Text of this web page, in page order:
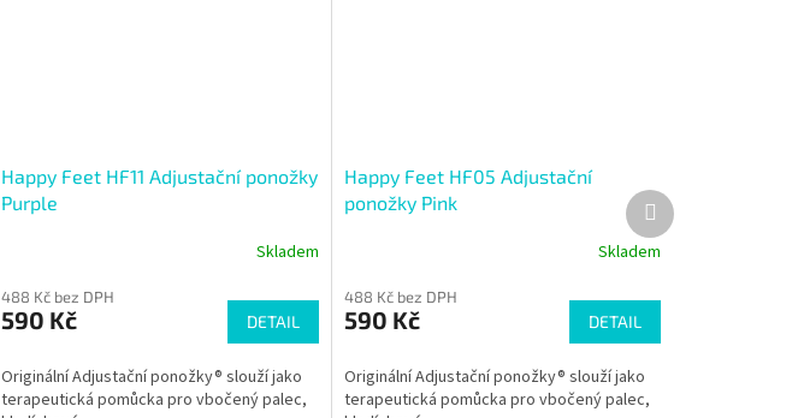
Happy Feet HF11 Adjustační ponožky
Purple
produktu
je
z
5
Skladem
488 Kč bez DPH
590 Kč DETAIL
Originální Adjustační ponožky® slouží jako
terapeutická pomůcka pro vbočený palec,
Happy Feet HF05 Adjustační
ponožky Pink
Skladem
488 Kč bez DPH
590 Kč DETAIL
Originální Adjustační ponožky® slouží jako
terapeutická pomůcka pro vbočený palec,
Další
produkt